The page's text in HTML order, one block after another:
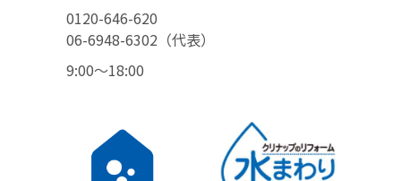
0120-646-620
06-6948-6302（代表）
9:00〜18:00